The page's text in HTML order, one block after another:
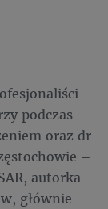
podczas
oraz dr
–
autorka
głównie